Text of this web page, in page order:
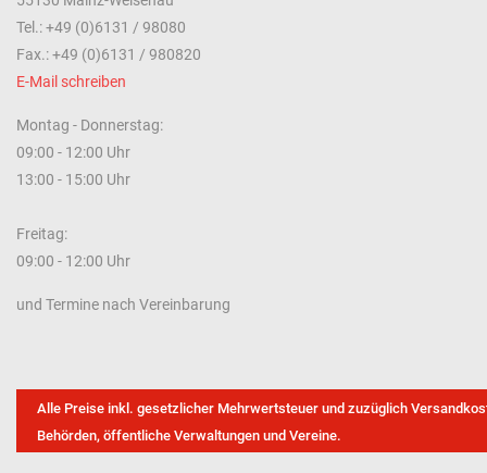
Tel.: +49 (0)6131 / 98080
Fax.: +49 (0)6131 / 980820
E-Mail schreiben
Montag - Donnerstag:
09:00 - 12:00 Uhr
13:00 - 15:00 Uhr
Freitag:
09:00 - 12:00 Uhr
und Termine nach Vereinbarung
Alle Preise inkl. gesetzlicher Mehrwertsteuer und zuzüglich
Behörden, öffentliche Verwaltungen und Vereine.